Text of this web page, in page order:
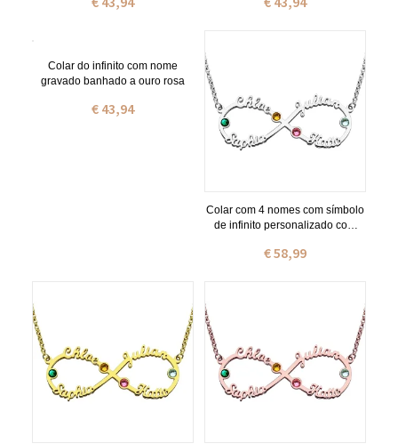
Colar do infinito com nome
gravado banhado a ouro rosa
€ 43,94
Colar com 4 nomes com símbolo
de infinito personalizado com
€ 58,99